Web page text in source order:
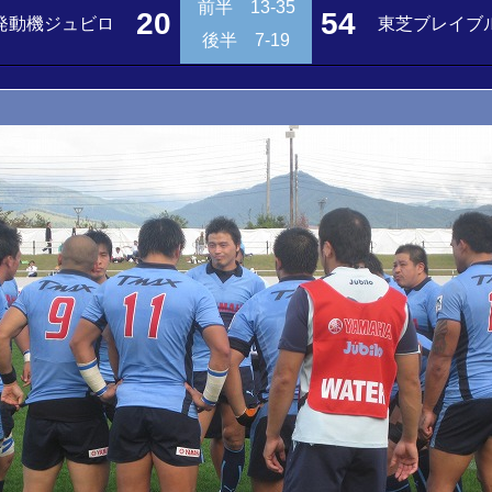
動機ジュビロ 20
前半 13-35
後半 7-19
54 東芝ブレイブ